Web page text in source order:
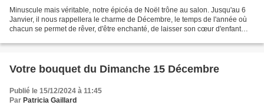
Minuscule mais véritable, notre épicéa de Noël trône au salon. Jusqu'au 6
Janvier, il nous rappellera le charme de Décembre, le temps de l'année où
chacun se permet de rêver, d'être enchanté, de laisser son cœur d'enfant
Votre bouquet du Dimanche 15 Décembre
Publié le 15/12/2024 à 11:45
Par Patricia Gaillard